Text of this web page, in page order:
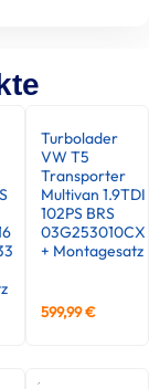
Turbolader
VW T5
Transporter
Multivan 1.9TDI
102PS BRS
03G253010CX
+ Montagesatz
599,99€